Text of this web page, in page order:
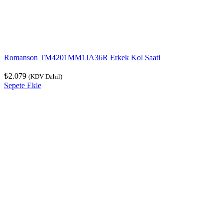
Romanson TM4201MM1JA36R Erkek Kol Saati
₺2.079 (KDV Dahil)
Sepete Ekle